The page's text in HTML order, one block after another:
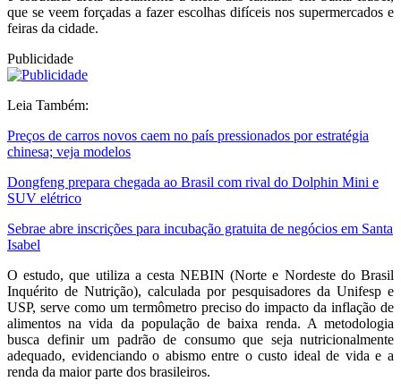
que se veem forçadas a fazer escolhas difíceis nos supermercados e
feiras da cidade.
Publicidade
Leia Também:
Preços de carros novos caem no país pressionados por estratégia
chinesa; veja modelos
Dongfeng prepara chegada ao Brasil com rival do Dolphin Mini e
SUV elétrico
Sebrae abre inscrições para incubação gratuita de negócios em Santa
Isabel
O estudo, que utiliza a cesta NEBIN (Norte e Nordeste do Brasil
Inquérito de Nutrição), calculada por pesquisadores da Unifesp e
USP, serve como um termômetro preciso do impacto da inflação de
alimentos na vida da população de baixa renda. A metodologia
busca definir um padrão de consumo que seja nutricionalmente
adequado, evidenciando o abismo entre o custo ideal de vida e a
renda da maior parte dos brasileiros.